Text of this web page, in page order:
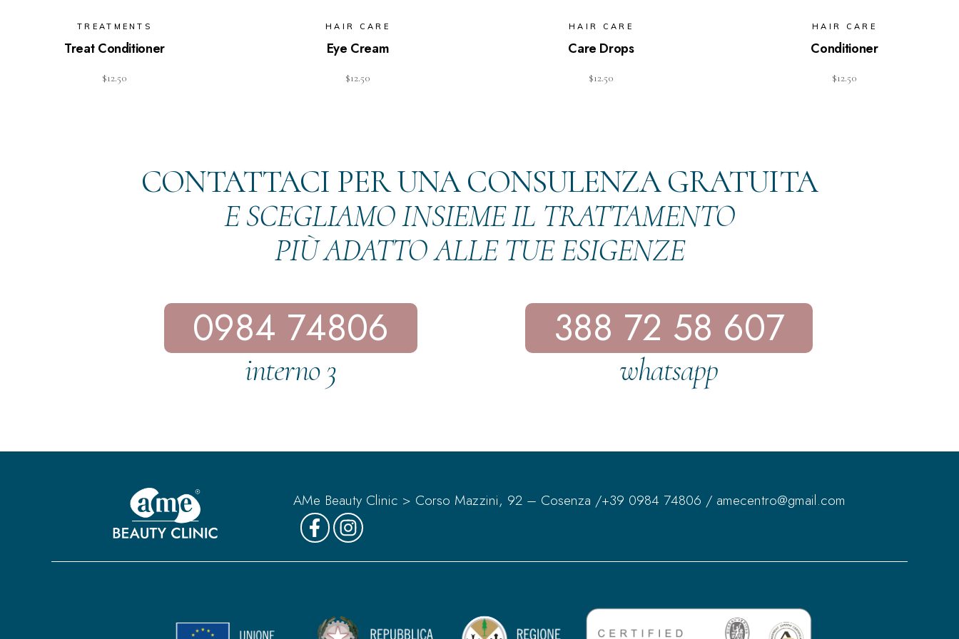
TREATMENTS
Treat Conditioner
$12.50
HAIR CARE
Eye Cream
$12.50
HAIR CARE
Care Drops
$12.50
HAIR CARE
Conditioner
$12.50
CONTATTACI PER UNA CONSULENZA GRATUITA
E SCEGLIAMO INSIEME IL TRATTAMENTO
PIÙ ADATTO ALLE TUE ESIGENZE
0984 74806
interno 3
388 72 58 607
whatsapp
AMe Beauty Clinic > Corso Mazzini, 92 – Cosenza /+39 0984 74806 / amecentro@gmail.com